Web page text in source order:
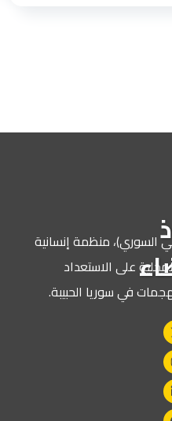
السوري)، منظمة إنسانية
على الاستعداد
في سوريا الحبيبة.